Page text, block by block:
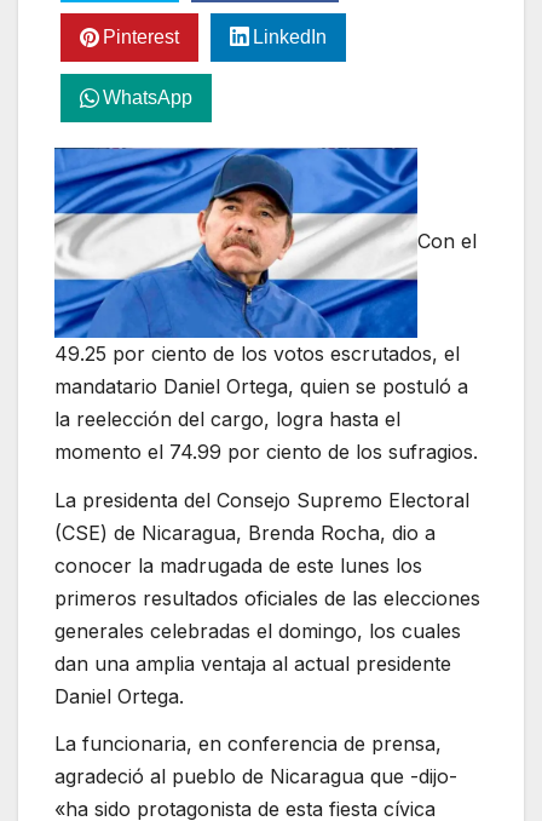
Pinterest LinkedIn
WhatsApp
Con el
49.25 por ciento de los votos escrutados, el
mandatario Daniel Ortega, quien se postuló a
la reelección del cargo, logra hasta el
momento el 74.99 por ciento de los sufragios.
La presidenta del Consejo Supremo Electoral
(CSE) de Nicaragua, Brenda Rocha, dio a
conocer la madrugada de este lunes los
primeros resultados oficiales de las elecciones
generales celebradas el domingo, los cuales
dan una amplia ventaja al actual presidente
Daniel Ortega.
La funcionaria, en conferencia de prensa,
agradeció al pueblo de Nicaragua que -dijo-
«ha sido protagonista de esta fiesta cívica